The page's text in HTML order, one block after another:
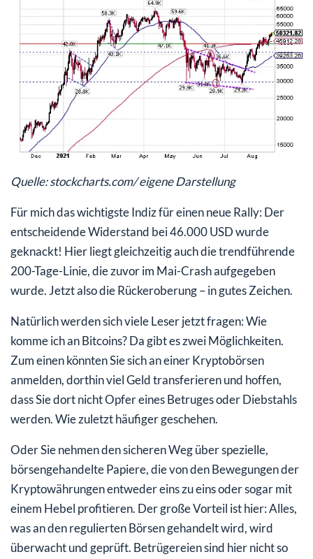
Quelle: stockcharts.com/ eigene Darstellung
Für mich das wichtigste Indiz für einen neue Rally: Der
entscheidende Widerstand bei 46.000 USD wurde
geknackt! Hier liegt gleichzeitig auch die trendführende
200-Tage-Linie, die zuvor im Mai-Crash aufgegeben
wurde. Jetzt also die Rückeroberung – in gutes Zeichen.
Natürlich werden sich viele Leser jetzt fragen: Wie
komme ich an Bitcoins? Da gibt es zwei Möglichkeiten.
Zum einen könnten Sie sich an einer Kryptobörsen
anmelden, dorthin viel Geld transferieren und hoffen,
dass Sie dort nicht Opfer eines Betruges oder Diebstahls
werden. Wie zuletzt häufiger geschehen.
Oder Sie nehmen den sicheren Weg über spezielle,
börsengehandelte Papiere, die von den Bewegungen der
Kryptowährungen entweder eins zu eins oder sogar mit
einem Hebel profitieren. Der große Vorteil ist hier: Alles,
was an den regulierten Börsen gehandelt wird, wird
überwacht und geprüft. Betrügereien sind hier nicht so